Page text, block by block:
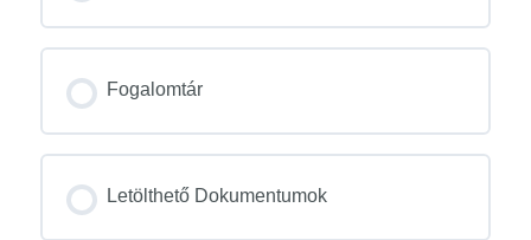
Fogalomtár
Letölthető Dokumentumok